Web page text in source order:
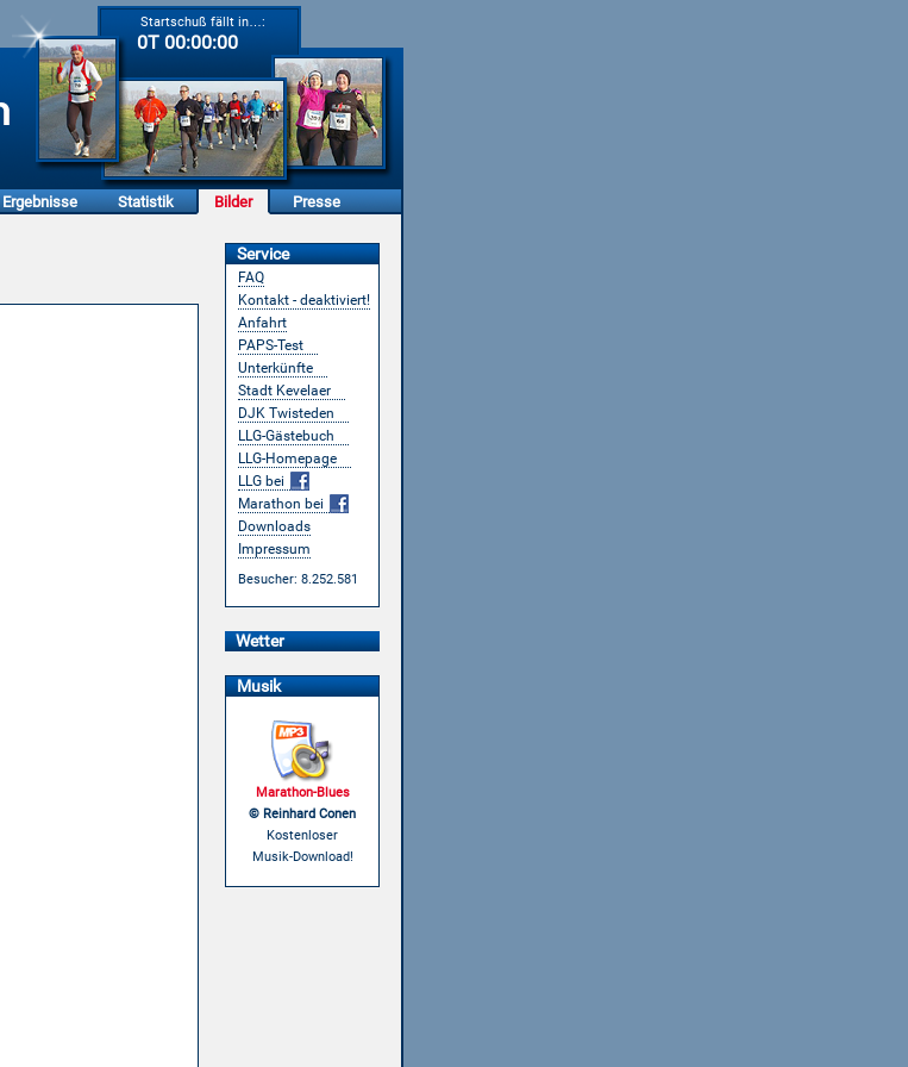
Startschuß fällt in…:
0T 00:00:00
Ergebnisse Statistik Bilder Presse
Service
FAQ
Kontakt - deaktiviert!
Anfahrt
PAPS-Test
Unterkünfte
Stadt Kevelaer
DJK Twisteden
LLG-Gästebuch
LLG-Homepage
LLG bei
Marathon bei
Downloads
Impressum
Besucher: 8.252.581
Wetter
Musik
Marathon-Blues
© Reinhard Conen
Kostenloser
Musik-Download!